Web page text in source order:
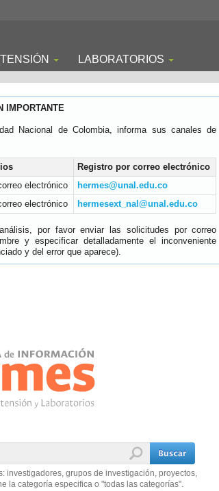
LABORATORIOS
IMPORTANTE
Nacional de Colombia, informa sus canales de
Registro por correo electrónico
electrónico
hermes@unal.edu.co
electrónico hermesext_nal@unal.edu.co
por favor enviar las solicitudes por correo
y especificar detalladamente el inconveniente
y del error que aparece).
investigadores, grupos de investigación, proyectos,
la categoría especifica o "todas las categorías".